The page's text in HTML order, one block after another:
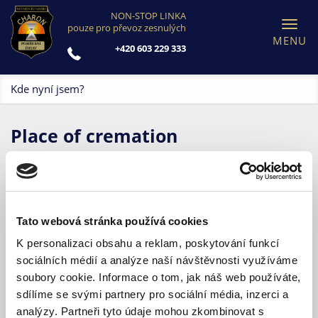
Tato webová stránka používá cookies
K personalizaci obsahu a reklam, poskytování funkcí
sociálních médií a analýze naší návštěvnosti využíváme
soubory cookie. Informace o tom, jak náš web používáte,
sdílíme se svými partnery pro sociální média, inzerci a
analýzy. Partneři tyto údaje mohou zkombinovat s
NON-STOP LINKA
pouze pro převoz zesnulých
+420 603 229 333
Kde nyní jsem?
Place of cremation
safety, emission and hygienic conditions. The
temperature reaches a maximum of
cremation takes70-80 minutes.
Afterwards it is up to you, survivors how you deal with
the ashes of the deceased. You can keep it in the urn,
but also for example scatter it on scattering meadows
or in reverent way anywhere else, because ash is